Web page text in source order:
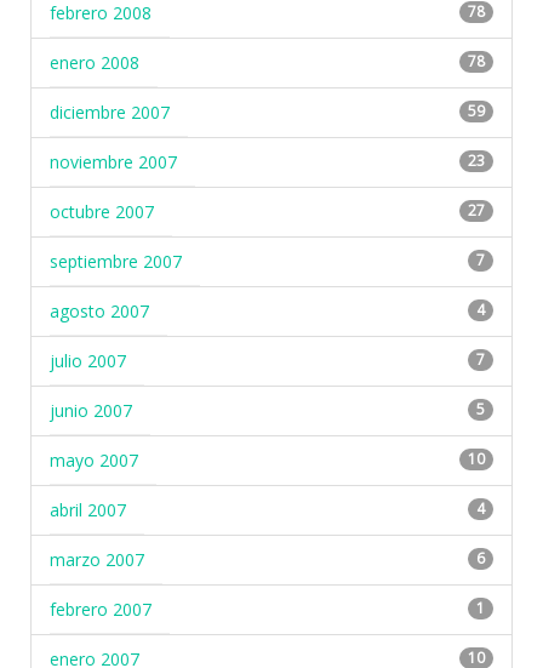
febrero 2008 78
enero 2008 78
diciembre 2007 59
noviembre 2007 23
octubre 2007 27
septiembre 2007 7
agosto 2007 4
julio 2007 7
junio 2007 5
mayo 2007 10
abril 2007 4
marzo 2007 6
febrero 2007 1
enero 2007 10